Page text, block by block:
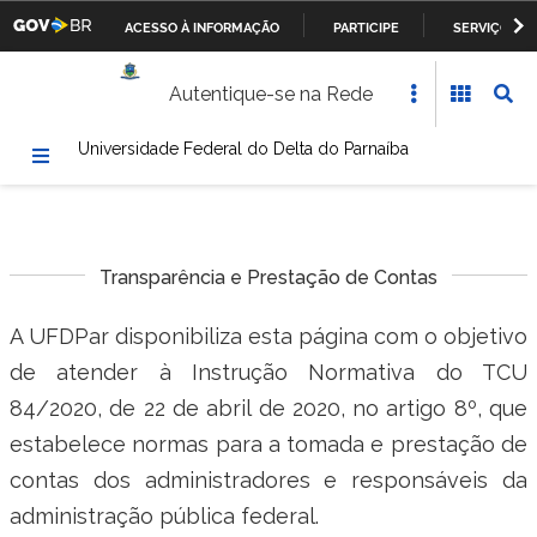
PARA
CONTEÚDO
ACESSO À INFORMAÇÃO PARTICIPE
SERVIÇOS
Ministério da Defesa
Ministério da Fazenda
Ministério dos Transportes, Portos e Aviação Civil
Ministério da Educação
Ministério da Cultura
Autentique-se na Rede
Universidade Federal do Delta do Parnaíba
Transparência e Prestação de Contas
A UFDPar disponibiliza esta página com o objetivo
de atender à Instrução Normativa do TCU
84/2020, de 22 de abril de 2020, no artigo 8º, que
estabelece normas para a tomada e prestação de
contas dos administradores e responsáveis da
administração pública federal.